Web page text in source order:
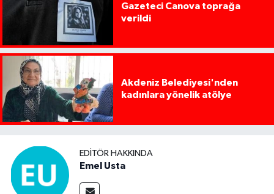
Gazeteci Canova toprağa
verildi
Akdeniz Belediyesi'nden
kadınlara yönelik atölye
EDITÖR HAKKINDA
Emel Usta